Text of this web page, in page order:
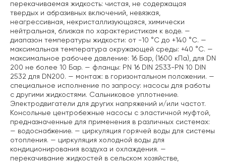
перекачиваемая жидкость: чистая, не содержащая
твердых и абразивных включений, невязкая,
неагрессивная, некристаллизующаяся, химически
нейтральная, близкая по характеристикам к воде. —
диапазон температуры жидкости: от -10 °C до +140 °C. —
максимальная температура окружающей среды: +40 °C. —
максимальное рабочее давление: 16 Бар, (1600 кПа), для DN
200 не более 10 Бар. — фланцы: PN 16 DIN 2533-PN 10 DIN
2532 для DN200. — монтаж: в горизонтальном положении. —
специальное исполнение по запросу: насосы для работы
с другими жидкостями. Сальниковое уплотнение.
Электродвигатели для других напряжений и/или частот.
Консольные центробежные насосы с эластичной муфтой,
предназначенные для применения в различных системах:
— водоснабжение. — циркуляция горячей воды для системы
отопления. — циркуляция холодной воды для
кондиционирования воздуха и охлаждения. —
перекачивание жидкостей в сельском хозяйстве,